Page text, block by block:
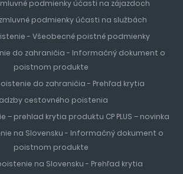
podmienky účasti na zájazdoch
podmienky účasti na službách
- Všeobecné poistné podmienky
do zahraničia - Informačný dokument o
poistnom produkte
do zahraničia - Prehľad krytia
cestovného poistenia
– prehlad krytia produktu CP PLUS – novinka
na Slovensku - Informačný dokument o
poistnom produkte
na Slovensku - Prehľad krytia